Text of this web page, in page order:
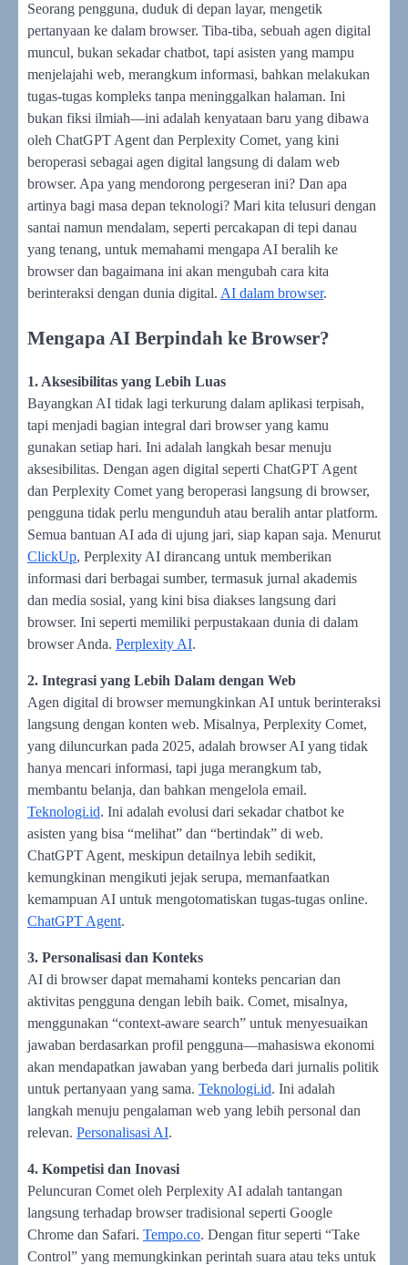
Seorang pengguna, duduk di depan layar, mengetik
pertanyaan ke dalam browser. Tiba-tiba, sebuah agen digital
muncul, bukan sekadar chatbot, tapi asisten yang mampu
menjelajahi web, merangkum informasi, bahkan melakukan
tugas-tugas kompleks tanpa meninggalkan halaman. Ini
bukan fiksi ilmiah—ini adalah kenyataan baru yang dibawa
oleh ChatGPT Agent dan Perplexity Comet, yang kini
beroperasi sebagai agen digital langsung di dalam web
browser. Apa yang mendorong pergeseran ini? Dan apa
artinya bagi masa depan teknologi? Mari kita telusuri dengan
santai namun mendalam, seperti percakapan di tepi danau
yang tenang, untuk memahami mengapa AI beralih ke
browser dan bagaimana ini akan mengubah cara kita
berinteraksi dengan dunia digital. AI dalam browser.
Mengapa AI Berpindah ke Browser?
1. Aksesibilitas yang Lebih Luas
Bayangkan AI tidak lagi terkurung dalam aplikasi terpisah,
tapi menjadi bagian integral dari browser yang kamu
gunakan setiap hari. Ini adalah langkah besar menuju
aksesibilitas. Dengan agen digital seperti ChatGPT Agent
dan Perplexity Comet yang beroperasi langsung di browser,
pengguna tidak perlu mengunduh atau beralih antar platform.
Semua bantuan AI ada di ujung jari, siap kapan saja. Menurut
ClickUp, Perplexity AI dirancang untuk memberikan
informasi dari berbagai sumber, termasuk jurnal akademis
dan media sosial, yang kini bisa diakses langsung dari
browser. Ini seperti memiliki perpustakaan dunia di dalam
browser Anda. Perplexity AI.
2. Integrasi yang Lebih Dalam dengan Web
Agen digital di browser memungkinkan AI untuk berinteraksi
langsung dengan konten web. Misalnya, Perplexity Comet,
yang diluncurkan pada 2025, adalah browser AI yang tidak
hanya mencari informasi, tapi juga merangkum tab,
membantu belanja, dan bahkan mengelola email.
Teknologi.id. Ini adalah evolusi dari sekadar chatbot ke
asisten yang bisa “melihat” dan “bertindak” di web.
ChatGPT Agent, meskipun detailnya lebih sedikit,
kemungkinan mengikuti jejak serupa, memanfaatkan
kemampuan AI untuk mengotomatiskan tugas-tugas online.
ChatGPT Agent.
3. Personalisasi dan Konteks
AI di browser dapat memahami konteks pencarian dan
aktivitas pengguna dengan lebih baik. Comet, misalnya,
menggunakan “context-aware search” untuk menyesuaikan
jawaban berdasarkan profil pengguna—mahasiswa ekonomi
akan mendapatkan jawaban yang berbeda dari jurnalis politik
untuk pertanyaan yang sama. Teknologi.id. Ini adalah
langkah menuju pengalaman web yang lebih personal dan
relevan. Personalisasi AI.
4. Kompetisi dan Inovasi
Peluncuran Comet oleh Perplexity AI adalah tantangan
langsung terhadap browser tradisional seperti Google
Chrome dan Safari. Tempo.co. Dengan fitur seperti “Take
Control” yang memungkinkan perintah suara atau teks untuk